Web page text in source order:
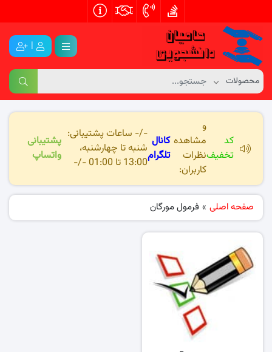
|
کد
تخفیف
و
مشاهده
نظرات
کاربران:
کانال
تلگرام
-/- ساعات پشتیبانی:
شنبه تا چهارشنبه،
13:00 تا 01:00 -/-
پشتیبانی
واتساپ
صفحه اصلی » فرمول مورگان